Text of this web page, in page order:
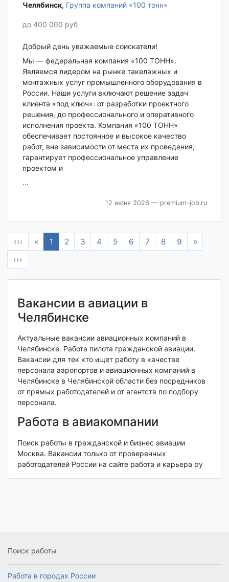
Челябинск‎, Группа компаний «100 тонн»
до 400 000 руб
Добрый день уважаемые соискатели!
Мы — федеральная компания «100 ТОНН».
Являемся лидером на рынке такелажных и
монтажных услуг промышленного оборудования в
России. Наши услуги включают решение задач
клиента «под ключ»: от разработки проектного
решения, до профессионального и оперативного
исполнения проекта. Компания «100 ТОНН»
обеспечивает постоянное и высокое качество
работ, вне зависимости от места их проведения,
гарантирует профессиональное управление
проектом и
...
12 июня 2026 — premium-job.ru
‹‹‹ « 1 2 3 4 5 6 7 8 9
»
›››
Вакансии в авиации в
Челябинске
Актуальные вакансии авиационных компаний в
Челябинске. Работа пилота гражданской авиации.
Вакансии для тек кто ищет работу в качестве
персонала аэропортов и авиационных компаний в
Челябинске в Челябинской области без посредников
от прямых работодателей и от агентств по подбору
персонала.
Работа в авиакомпании
Поиск работы в гражданской и бизнес авиации
Москва. Вакансии только от проверенных
работодателей России на сайте работа и карьера ру
Поиск работы
Работа в городах России